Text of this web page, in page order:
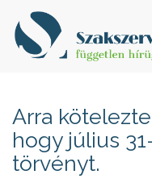
Arra
hogy július
törvényt.